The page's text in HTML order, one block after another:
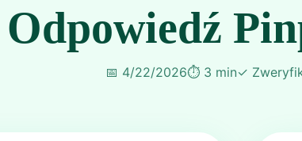
Odpowiedź
📅 4/22/2026⏱️ 3 min✓